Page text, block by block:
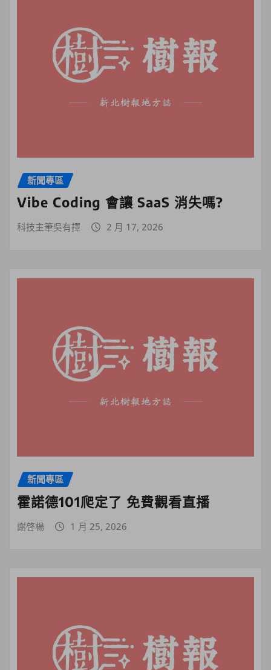
新聞專區
Vibe Coding 會讓 SaaS 消失嗎?
科技主筆吳有擇 2 月 17, 2026
新聞專區
霍諾德101爬定了 免費觀看直播
謝啓楊 1 月 25, 2026